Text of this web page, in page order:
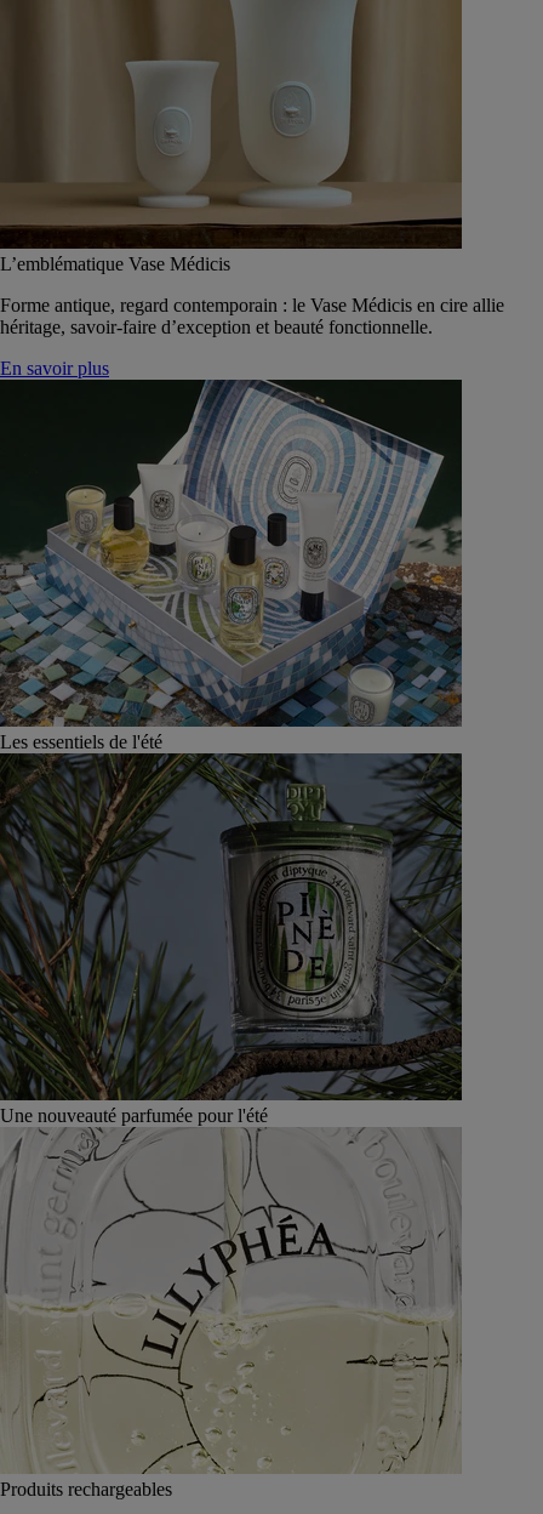
L’emblématique Vase Médicis
Forme antique, regard contemporain : le Vase Médicis en cire allie
héritage, savoir-faire d’exception et beauté fonctionnelle.
En savoir plus
Les essentiels de l'été
Une nouveauté parfumée pour l'été
Produits rechargeables